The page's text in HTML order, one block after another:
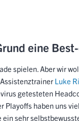
eine
spielen. Aber wir
Luke
getesteten
Playoffs haben uns
sehr